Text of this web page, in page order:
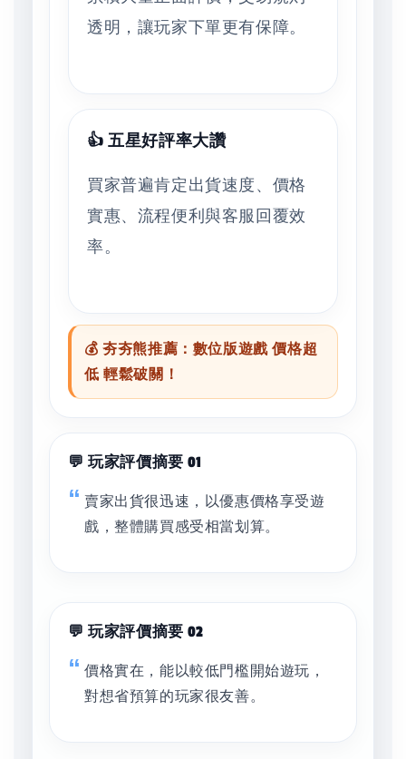
透明，讓玩家下單更有保障。
👍 五星好評率大讚
買家普遍肯定出貨速度、價格
實惠、流程便利與客服回覆效
率。
💰 夯夯熊推薦：數位版遊戲 價格超
低 輕鬆破關！
💬 玩家評價摘要 01
賣家出貨很迅速，以優惠價格享受遊
戲，整體購買感受相當划算。
💬 玩家評價摘要 02
價格實在，能以較低門檻開始遊玩，
對想省預算的玩家很友善。